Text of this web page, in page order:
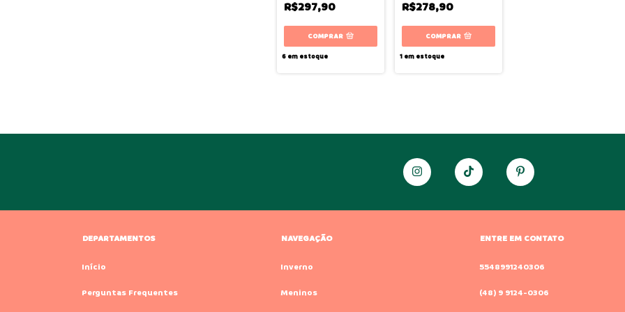
R$297,90
COMPRAR
6em estoque
R$278,90
COMPRAR
1em estoque
DEPARTAMENTOS
Início
Perguntas Frequentes
NAVEGAÇÃO
Inverno
Meninos
ENTRE EM CONTATO
5548991240306
(48) 9 9124-0306